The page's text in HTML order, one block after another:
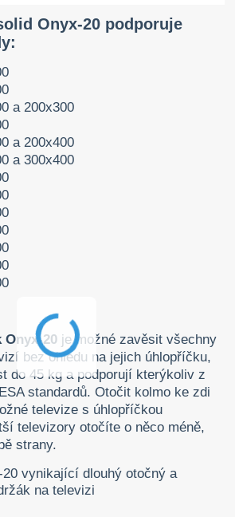
Onyx-20 podporuje
a 200x300
a 200x400
a 300x400
20 je možné zavěsit všechny
bez ohledu na jejich úhlopříčku,
do 45 kg a podporují kterýkoliv z
standardů. Otočit kolmo ke zdi
televize s úhlopříčkou
televizory otočíte o něco méně,
strany.